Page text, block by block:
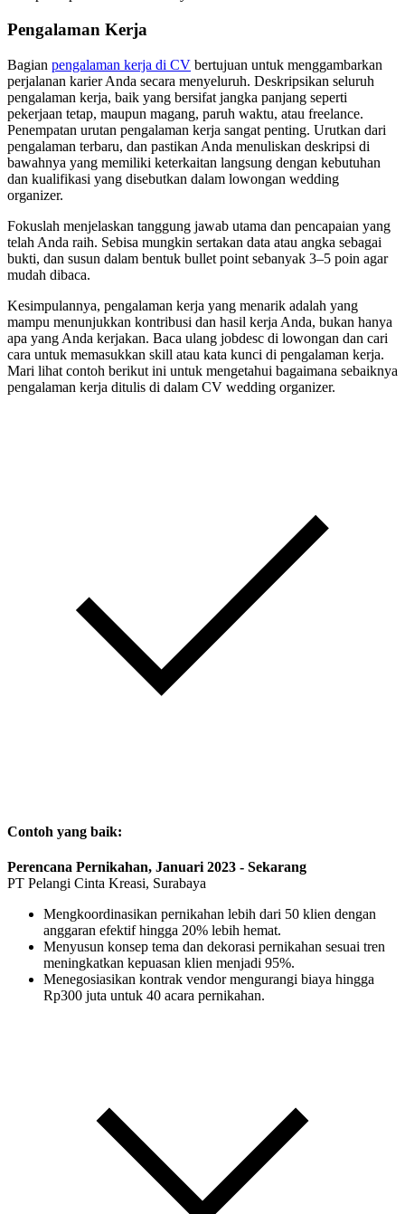
Pengalaman Kerja
Bagian pengalaman kerja di CV bertujuan untuk menggambarkan
perjalanan karier Anda secara menyeluruh. Deskripsikan seluruh
pengalaman kerja, baik yang bersifat jangka panjang seperti
pekerjaan tetap, maupun magang, paruh waktu, atau freelance.
Penempatan urutan pengalaman kerja sangat penting. Urutkan dari
pengalaman terbaru, dan pastikan Anda menuliskan deskripsi di
bawahnya yang memiliki keterkaitan langsung dengan kebutuhan
dan kualifikasi yang disebutkan dalam lowongan wedding
organizer.
Fokuslah menjelaskan tanggung jawab utama dan pencapaian yang
telah Anda raih. Sebisa mungkin sertakan data atau angka sebagai
bukti, dan susun dalam bentuk bullet point sebanyak 3–5 poin agar
mudah dibaca.
Kesimpulannya, pengalaman kerja yang menarik adalah yang
mampu menunjukkan kontribusi dan hasil kerja Anda, bukan hanya
apa yang Anda kerjakan. Baca ulang jobdesc di lowongan dan cari
cara untuk memasukkan skill atau kata kunci di pengalaman kerja.
Mari lihat contoh berikut ini untuk mengetahui bagaimana sebaiknya
pengalaman kerja ditulis di dalam CV wedding organizer.
Contoh yang baik:
Perencana Pernikahan, Januari 2023 - Sekarang
PT Pelangi Cinta Kreasi, Surabaya
Mengkoordinasikan pernikahan lebih dari 50 klien dengan
anggaran efektif hingga 20% lebih hemat.
Menyusun konsep tema dan dekorasi pernikahan sesuai tren
meningkatkan kepuasan klien menjadi 95%.
Menegosiasikan kontrak vendor mengurangi biaya hingga
Rp300 juta untuk 40 acara pernikahan.